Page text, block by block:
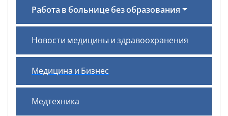
Работа в больнице без образования
Новости медицины и здравоохранения
Медицина и Бизнес
Медтехника